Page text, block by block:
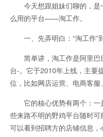
今天想跟姐妹们聊的，是
么用的平台——淘工作。
一、先弄明白：“淘工作”
简单讲，淘工作是阿里巴
台-。它于2010年上线，主要
位，比如网店运营、电商客
它的核心优势有两个：一
些来路不明的野鸡平台随时
可以看到招聘方的店铺信息，